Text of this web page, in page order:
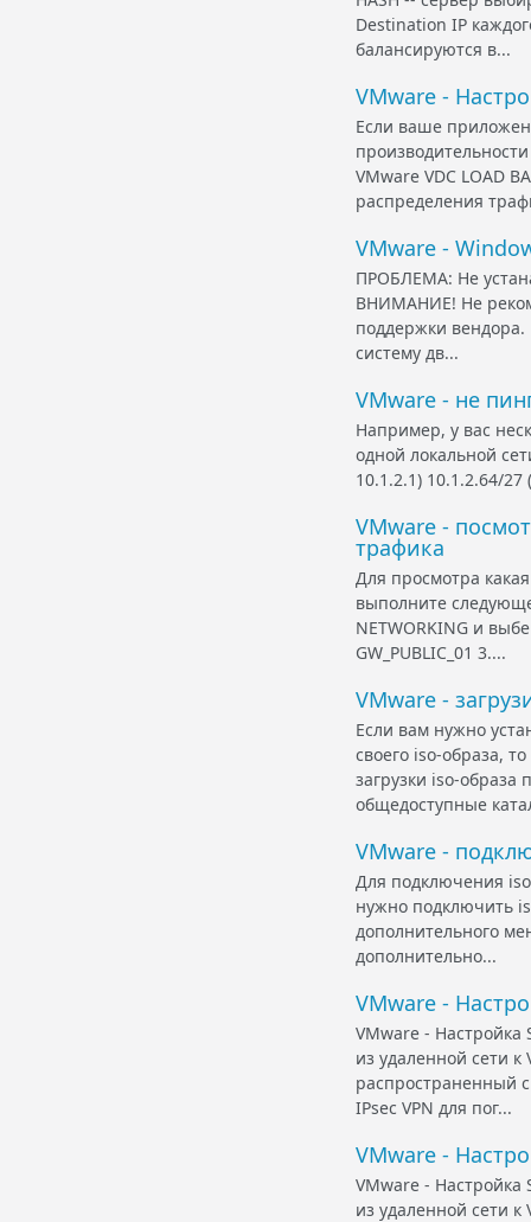
Destination IP
балансируются в...
VMware -
Если ваше
VMware VDC LOAD
распределения
VMware -
ПРОБЛЕМА: Не
ВНИМАНИЕ! Не
поддержки
систему дв...
VMware - не
Например, у вас
одной локальной
10.1.2.1) 10.1.2.64/
VMware -
трафика
Для просмотра
выполните
NETWORKING и
GW_PUBLIC_01 3....
VMware -
Если вам нужно
своего iso-образа,
загрузки iso-образа
общедоступные
VMware -
Для подключения
нужно подключить
дополнительного
дополнительно...
VMware -
VMware - Настройка
из удаленной сети
распространенный
IPsec VPN для пог...
VMware -
VMware - Настройка
из удаленной сети